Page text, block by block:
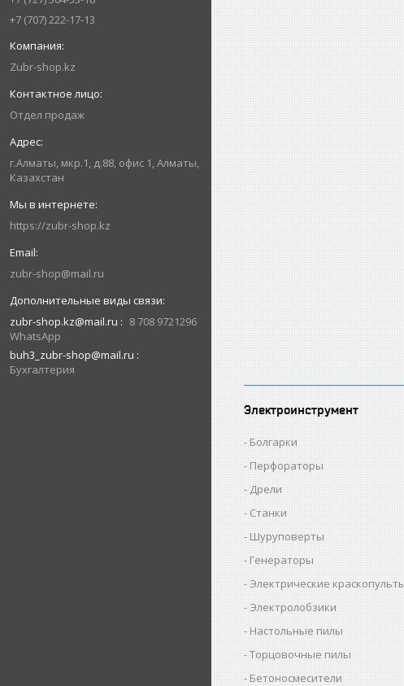
+7 (707) 222-17-13
Zubr-shop.kz
Отдел продаж
г.Алматы, мкр.1, д.88, офис 1, Алматы,
Казахстан
https://zubr-shop.kz
zubr-shop@mail.ru
zubr-shop.kz@mail.ru
8 708 9721296
WhatsApp
buh3_zubr-shop@mail.ru
Бухгалтерия
Электроинструмент
Болгарки
Перфораторы
Дрели
Станки
Шуруповерты
Генераторы
Электрические
Электролобзики
Настольные пилы
Торцовочные пилы
Бетоносмесители